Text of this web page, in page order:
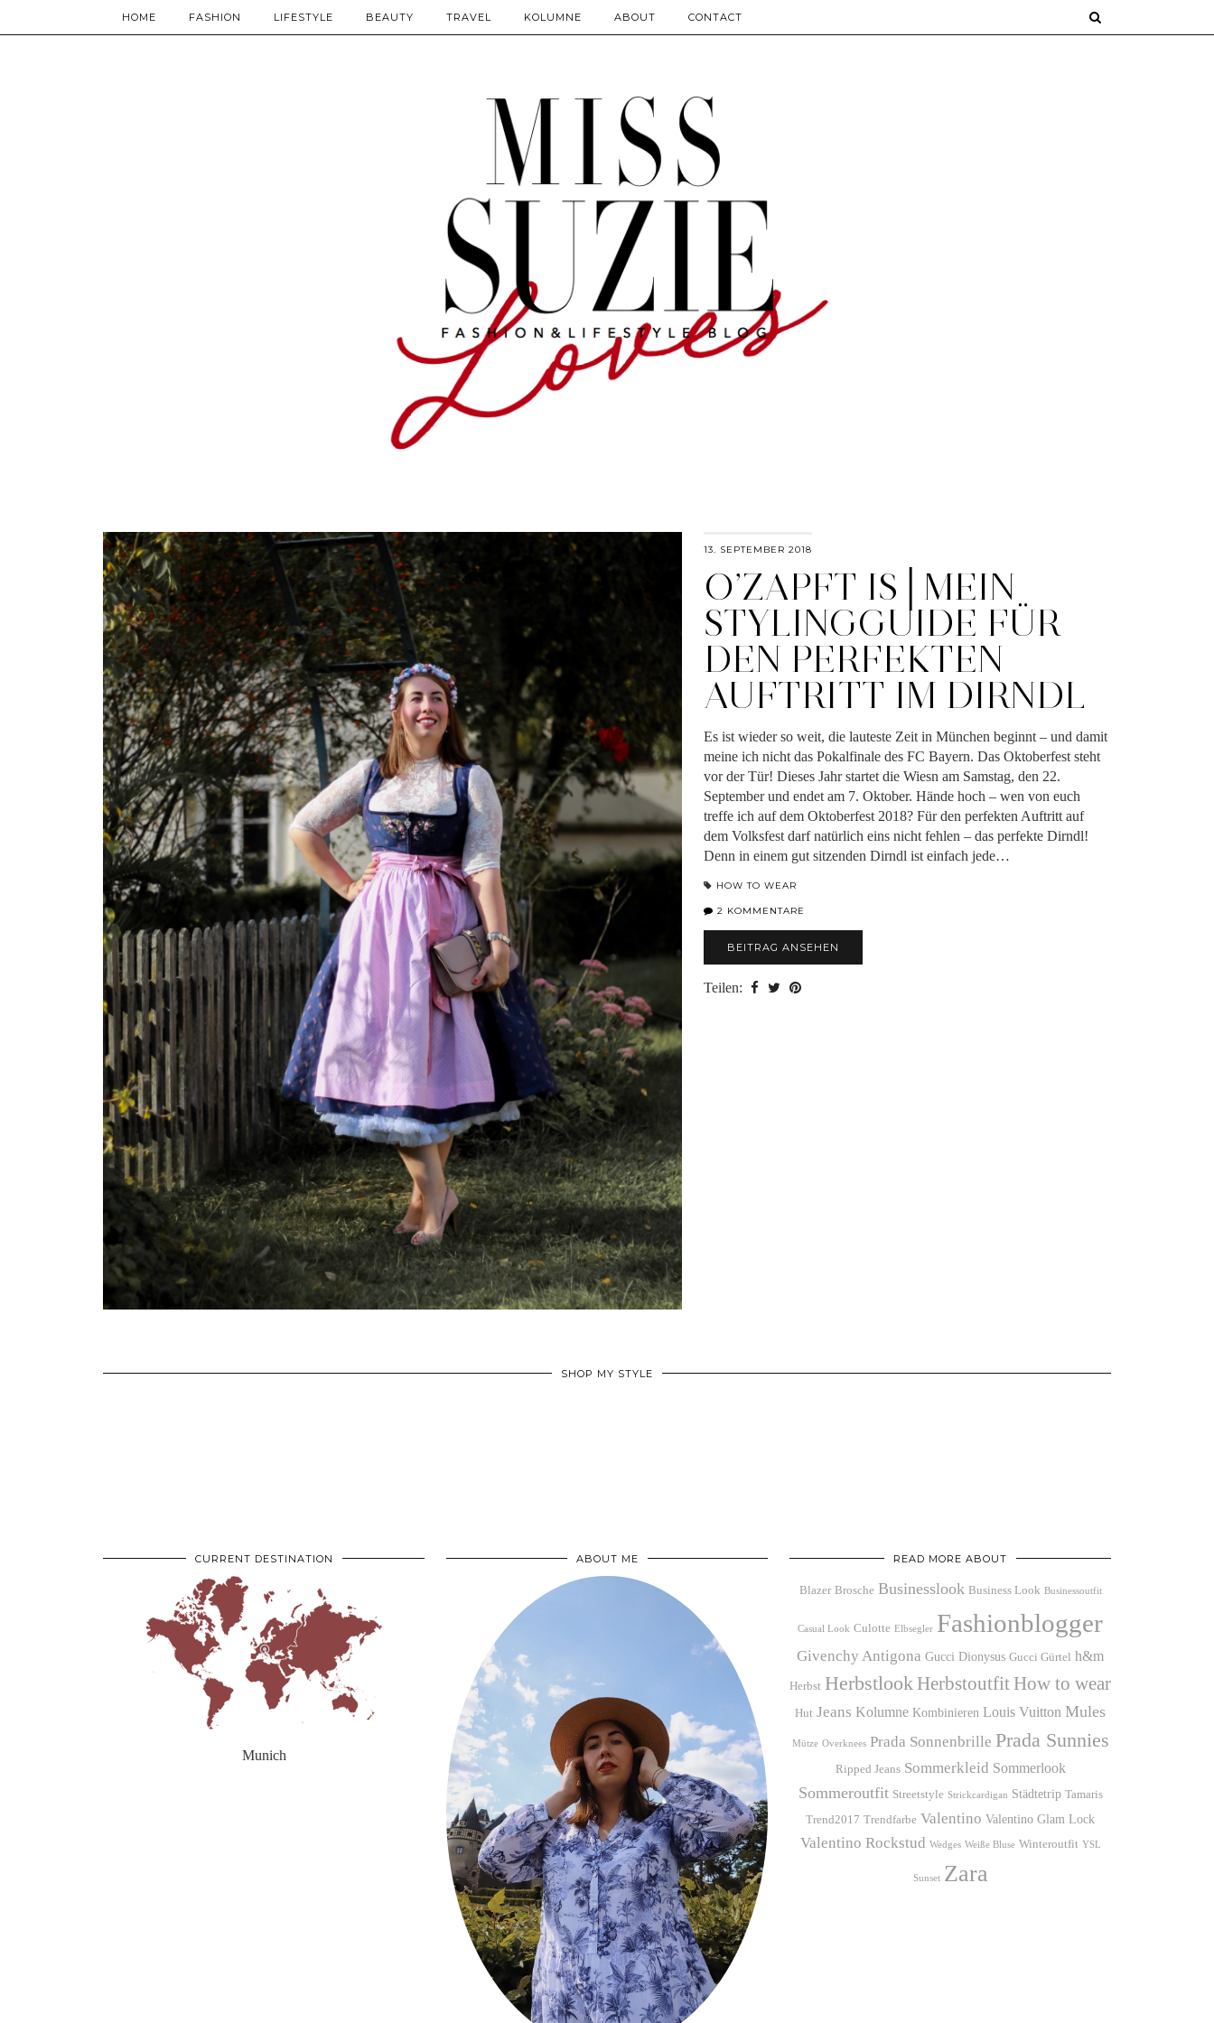
HOME FASHION LIFESTYLE BEAUTY TRAVEL KOLUMNE ABOUT CONTACT
13. SEPTEMBER 2018
O’ZAPFT IS│MEIN
STYLINGGUIDE FÜR
DEN PERFEKTEN
AUFTRITT IM DIRNDL
Es ist wieder so weit, die lauteste Zeit in München beginnt – und damit
meine ich nicht das Pokalfinale des FC Bayern. Das Oktoberfest steht
vor der Tür! Dieses Jahr startet die Wiesn am Samstag, den 22.
September und endet am 7. Oktober. Hände hoch – wen von euch
treffe ich auf dem Oktoberfest 2018? Für den perfekten Auftritt auf
dem Volksfest darf natürlich eins nicht fehlen – das perfekte Dirndl!
Denn in einem gut sitzenden Dirndl ist einfach jede…
HOW TO WEAR
2 KOMMENTARE
BEITRAG ANSEHEN
Teilen:
SHOP MY STYLE
CURRENT DESTINATION
Munich
ABOUT ME READ MORE ABOUT
Blazer Brosche Businesslook Business Look Businessoutfit
Casual Look Culotte Elbsegler Fashionblogger
Givenchy Antigona Gucci Dionysus Gucci Gürtel h&m
Herbst Herbstlook Herbstoutfit How to wear
Hut Jeans Kolumne Kombinieren Louis Vuitton Mules
Mütze Overknees Prada Sonnenbrille Prada Sunnies
Ripped Jeans Sommerkleid Sommerlook
Sommeroutfit Streetstyle Strickcardigan Städtetrip Tamaris
Trend2017 Trendfarbe Valentino Valentino Glam Lock
Valentino Rockstud Wedges Weiße Bluse Winteroutfit YSL
Sunset Zara